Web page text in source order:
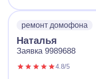
ремонт домофона
Наталья
Заявка 9989688
4.8/5